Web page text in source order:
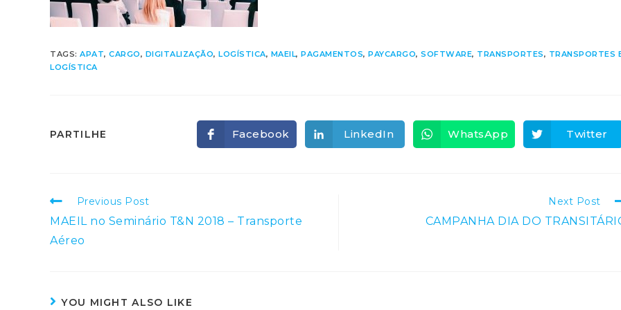
TAGS: APAT, CARGO, DIGITALIZAÇÃO, LOGÍSTICA, MAEIL, PAGAMENTOS, PAYCARGO, SOFTWARE, TRANSPORTES, TRANSPORTES
LOGÍSTICA
PARTILHE Opens
in
Facebook Opens
in
LinkedIn Opens
in
WhatsApp Opens
in
Twitter
Read
articles
Previous Post
MAEIL no Seminário T&N 2018 – Transporte
Aéreo
Next Post
CAMPANHA DIA DO
YOU MIGHT ALSO LIKE